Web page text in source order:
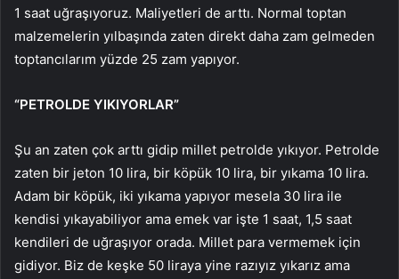
1 saat uğraşıyoruz. Maliyetleri de arttı. Normal toptan
malzemelerin yılbaşında zaten direkt daha zam gelmeden
toptancılarım yüzde 25 zam yapıyor.
“PETROLDE YIKIYORLAR”
Şu an zaten çok arttı gidip millet petrolde yıkıyor. Petrolde
zaten bir jeton 10 lira, bir köpük 10 lira, bir yıkama 10 lira.
Adam bir köpük, iki yıkama yapıyor mesela 30 lira ile
kendisi yıkayabiliyor ama emek var işte 1 saat, 1,5 saat
kendileri de uğraşıyor orada. Millet para vermemek için
gidiyor. Biz de keşke 50 liraya yine razıyız yıkarız ama